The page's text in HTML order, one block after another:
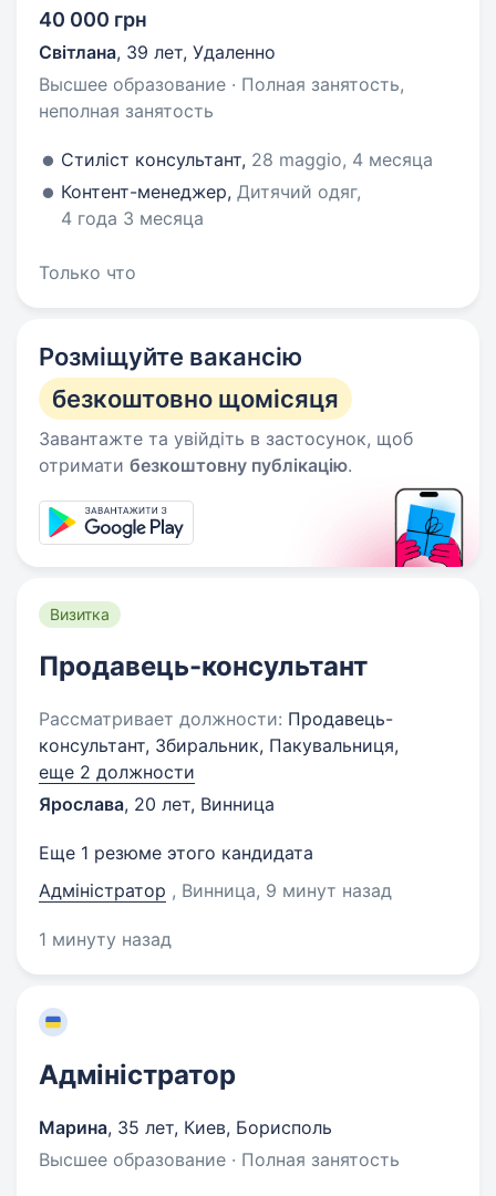
40 000 грн
Світлана, 39 лет, Удаленно
Высшее образование · Полная занятость,
неполная занятость
Стиліст консультант, 28 maggio, 4 месяца
Контент-менеджер, Дитячий одяг,
4 года 3 месяца
Только что
Розміщуйте вакансію
безкоштовно щомісяця
Завантажте та увійдіть в застосунок, щоб
отримати безкоштовну публікацію.
Визитка
Продавець-консультант
Рассматривает должности: Продавець-
консультант, Збиральник, Пакувальниця,
еще 2 должности
Ярослава, 20 лет, Винница
Еще 1 резюме этого кандидата
Адміністратор , Винница, 9 минут назад
1 минуту назад
Адміністратор
Марина, 35 лет, Киев, Борисполь
Высшее образование · Полная занятость